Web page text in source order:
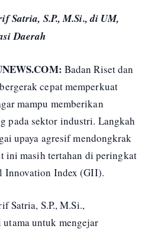
Satria, S.P., M.Si., di UM,
Daerah
Badan Riset dan
cepat memperkuat
mampu memberikan
pada sektor industri. Langkah
upaya agresif mendongkrak
ini masih tertahan di peringkat
Innovation Index (GII).
Satria, S.P., M.Si.,
untuk mengejar